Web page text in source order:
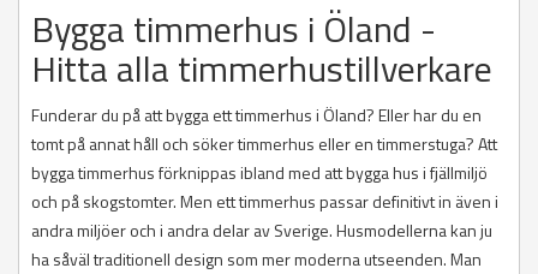
Bygga timmerhus i Öland -
Hitta alla timmerhustillverkare
Funderar du på att bygga ett timmerhus i Öland? Eller har du en
tomt på annat håll och söker timmerhus eller en timmerstuga? Att
bygga timmerhus förknippas ibland med att bygga hus i fjällmiljö
och på skogstomter. Men ett timmerhus passar definitivt in även i
andra miljöer och i andra delar av Sverige. Husmodellerna kan ju
ha såväl traditionell design som mer moderna utseenden. Man